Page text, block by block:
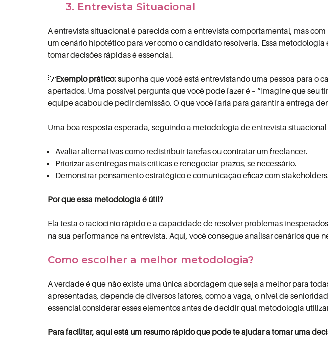
3. Entrevista Situacional
A entrevista situacional é parecida com a entrevista comportamental, mas
um cenário hipotético para ver como o candidato resolveria. Essa
tomar decisões rápidas é essencial.
💡Exemplo prático: suponha que você está entrevistando uma pessoa para o
apertados. Uma possível pergunta que você pode fazer é – “Imagine que seu
equipe acabou de pedir demissão. O que você faria para garantir a entrega
Uma boa resposta esperada, seguindo a metodologia de entrevista situacional
Avaliar alternativas como redistribuir tarefas ou contratar um freelancer.
Priorizar as entregas mais críticas e renegociar prazos, se necessário.
Demonstrar pensamento estratégico e comunicação eficaz com
Por que essa metodologia é útil?
Ela testa o raciocínio rápido e a capacidade de resolver problemas
na sua performance na entrevista. Aqui, você consegue analisar cenários que
Como escolher a melhor metodologia?
A verdade é que não existe uma única abordagem que seja a melhor para
apresentadas, depende de diversos fatores, como a vaga, o nível de
essencial considerar esses elementos antes de decidir qual metodologia
Para facilitar, aqui está um resumo rápido que pode te ajudar a tomar uma